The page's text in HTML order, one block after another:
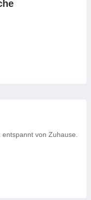
von Zuhause.